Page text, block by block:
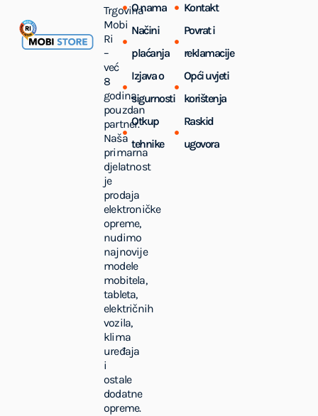
Trgovina
Mobi
Ri
–
već
8
godina
pouzdan
partner.
Naša
primarna
djelatnost
je
prodaja
elektroničke
opreme,
nudimo
najnovije
modele
mobitela,
tableta,
električnih
vozila,
klima
uređaja
i
ostale
dodatne
opreme.
O nama
Kontakt
Načini
plaćanja
Povrat i
reklamacije
Izjava o
sigurnosti
Opći uvjeti
korištenja
Otkup
tehnike
Raskid
ugovora